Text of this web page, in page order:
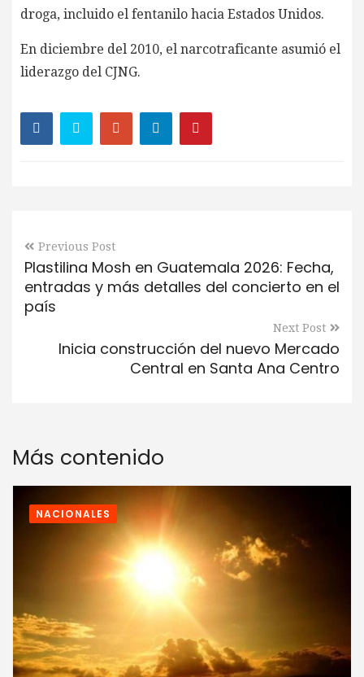
droga, incluido el fentanilo hacia Estados Unidos.
En diciembre del 2010, el narcotraficante asumió el
liderazgo del CJNG.
Previous Post
Plastilina Mosh en Guatemala 2026: Fecha,
entradas y más detalles del concierto en el
país
Next Post
Inicia construcción del nuevo Mercado
Central en Santa Ana Centro
Más contenido
NACIONALES